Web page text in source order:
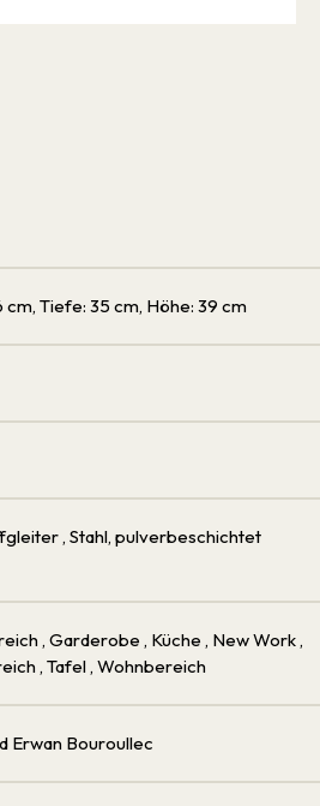
cm, Tiefe: 35 cm, Höhe: 39 cm
, Stahl, pulverbeschichtet
, Garderobe , Küche , New Work ,
, Tafel , Wohnbereich
Erwan Bouroullec